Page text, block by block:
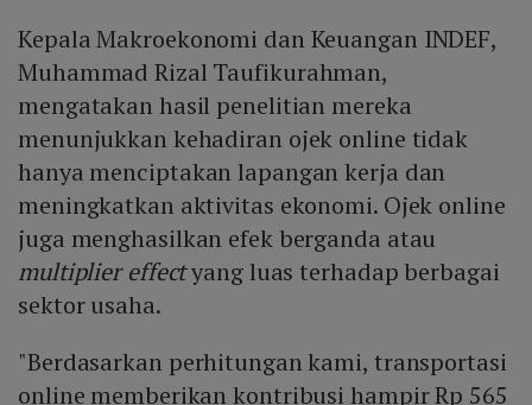
Kepala Makroekonomi dan Keuangan INDEF,
Muhammad Rizal Taufikurahman,
mengatakan hasil penelitian mereka
menunjukkan kehadiran ojek online tidak
hanya menciptakan lapangan kerja dan
meningkatkan aktivitas ekonomi. Ojek online
juga menghasilkan efek berganda atau
multiplier effectyang luas terhadap berbagai
sektor usaha.
"Berdasarkan perhitungan kami, transportasi
online memberikan kontribusi hampir Rp 565